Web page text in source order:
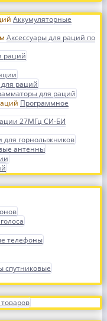
Аккумуляторные
Аксессуары для раций по
раций
раций
для раций
Программное
27МГц СИ-БИ
для горнолыжников
антенны
телефоны
спутниковые